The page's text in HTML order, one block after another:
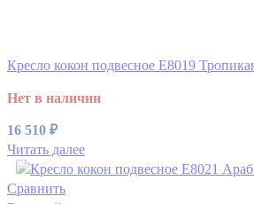
Кресло кокон подвесное E8019
Нет в наличии
16 510 ₽
Читать далее
Сравнить